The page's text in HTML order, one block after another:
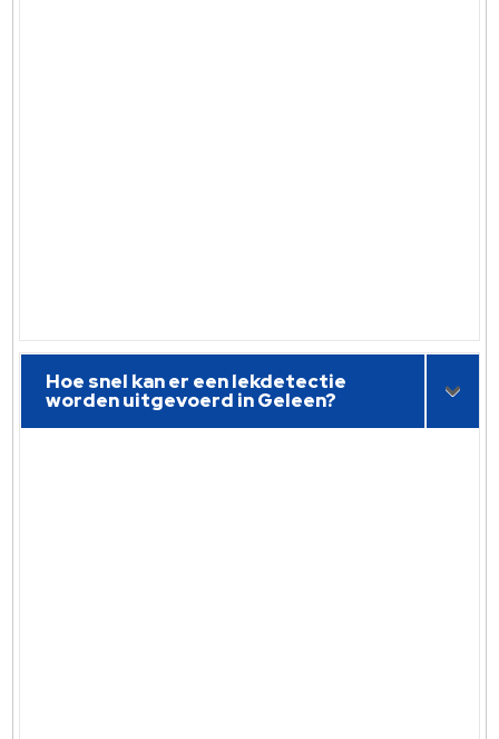
Hoe snel kan er een lekdetectie
worden uitgevoerd in Geleen?